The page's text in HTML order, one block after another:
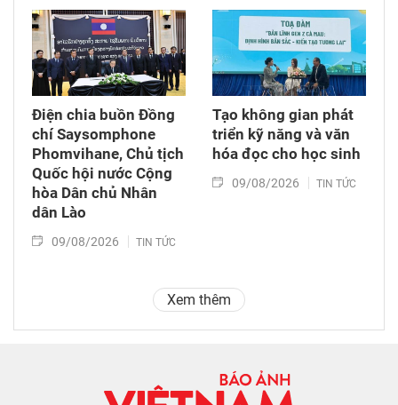
Điện chia buồn Đồng
chí Saysomphone
Phomvihane, Chủ tịch
Quốc hội nước Cộng
hòa Dân chủ Nhân
dân Lào
09/08/2026 TIN TỨC
Tạo không gian phát
triển kỹ năng và văn
hóa đọc cho học sinh
09/08/2026 TIN TỨC
Xem thêm